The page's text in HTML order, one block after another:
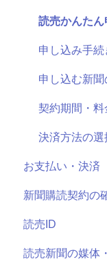
読売かんた
申し込み手
申し込む新聞
契約期間・料
決済方法の選
お支払い・決済
決済情報の確
クレジットカ
新聞購読契約の
最近お申し込
購読中商品
読売ID
登録情報
読売新聞の媒体